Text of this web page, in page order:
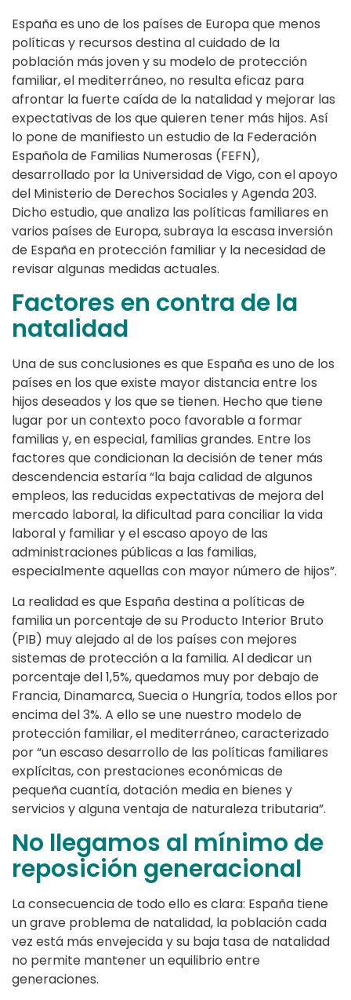
España es uno de los países de Europa que menos
políticas y recursos destina al cuidado de la
población más joven y su modelo de protección
familiar, el mediterráneo, no resulta eficaz para
afrontar la fuerte caída de la natalidad y mejorar las
expectativas de los que quieren tener más hijos. Así
lo pone de manifiesto un estudio de la Federación
Española de Familias Numerosas (FEFN),
desarrollado por la Universidad de Vigo, con el apoyo
del Ministerio de Derechos Sociales y Agenda 203.
Dicho estudio, que analiza las políticas familiares en
varios países de Europa, subraya la escasa inversión
de España en protección familiar y la necesidad de
revisar algunas medidas actuales.
Factores en contra de la
natalidad
Una de sus conclusiones es que España es uno de los
países en los que existe mayor distancia entre los
hijos deseados y los que se tienen. Hecho que tiene
lugar por un contexto poco favorable a formar
familias y, en especial, familias grandes. Entre los
factores que condicionan la decisión de tener más
descendencia estaría “la baja calidad de algunos
empleos, las reducidas expectativas de mejora del
mercado laboral, la dificultad para conciliar la vida
laboral y familiar y el escaso apoyo de las
administraciones públicas a las familias,
especialmente aquellas con mayor número de hijos”.
La realidad es que España destina a políticas de
familia un porcentaje de su Producto Interior Bruto
(PIB) muy alejado al de los países con mejores
sistemas de protección a la familia. Al dedicar un
porcentaje del 1,5%, quedamos muy por debajo de
Francia, Dinamarca, Suecia o Hungría, todos ellos por
encima del 3%. A ello se une nuestro modelo de
protección familiar, el mediterráneo, caracterizado
por “un escaso desarrollo de las políticas familiares
explícitas, con prestaciones económicas de
pequeña cuantía, dotación media en bienes y
servicios y alguna ventaja de naturaleza tributaria”.
No llegamos al mínimo de
reposición generacional
La consecuencia de todo ello es clara: España tiene
un grave problema de natalidad, la población cada
vez está más envejecida y su baja tasa de natalidad
no permite mantener un equilibrio entre
generaciones.